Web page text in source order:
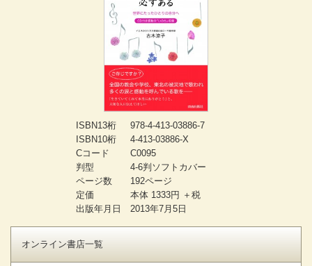
ISBN13桁
978-4-413-03886-7
ISBN10桁
4-413-03886-X
Cコード
C0095
判型
4-6判ソフトカバー
ページ数
192ページ
定価
本体 1333円 ＋税
出版年月日
2013年7月5日
オンライン書店一覧